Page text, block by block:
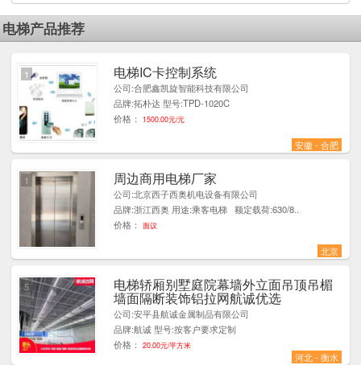
电梯产品推荐
电梯IC卡控制系统
公司:合肥鑫凯旋智能科技有限公司
品牌:拓朴达 型号:TPD-1020C
价格：
1500.00元/元
安徽 - 合肥
1
周边商用电梯厂家
公司:北京西子西奥机电设备有限公司
品牌:浙江西奥 用途:乘客电梯 额定载荷:630/8..
价格：
面议
北京
1
电梯轿厢别墅庭院幕墙外立面吊顶吊楣
墙面隔断装饰铝拉网航诚优选
公司:安平县航诚金属制品有限公司
品牌:航诚 型号:按客户要求定制
价格：
20.00元/平方米
河北 - 衡水
5